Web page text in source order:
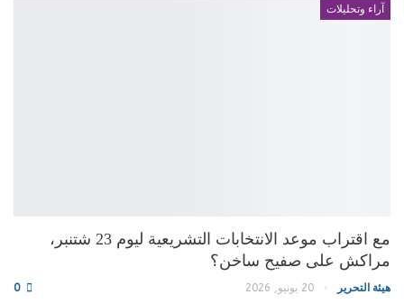
آراء وتحليلات
مع اقتراب موعد الانتخابات التشريعية ليوم 23 شتنبر،
مراكش على صفيح ساخن؟
هيئة التحرير 20 يونيو, 2026 0